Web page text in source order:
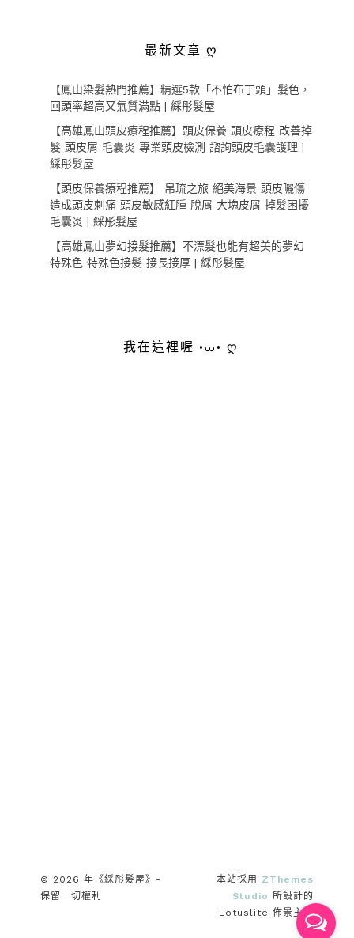
最新文章 ღ
【鳳山染髮熱門推薦】精選5款「不怕布丁頭」髮色，
回頭率超高又氣質滿點 | 綵彤髮屋
【高雄鳳山頭皮療程推薦】頭皮保養 頭皮療程 改善掉
髮 頭皮屑 毛囊炎 專業頭皮檢測 諮詢頭皮毛囊護理 |
綵彤髮屋
【頭皮保養療程推薦】 帛琉之旅 絕美海景 頭皮曬傷
造成頭皮刺痛 頭皮敏感紅腫 脫屑 大塊皮屑 掉髮困擾
毛囊炎 | 綵彤髮屋
【高雄鳳山夢幻接髮推薦】不漂髮也能有超美的夢幻
特殊色 特殊色接髮 接長接厚 | 綵彤髮屋
我在這裡喔 •⩊• ღ
© 2026 年《綵彤髮屋》-
保留一切權利
本站採用 ZThemes
Studio 所設計的
Lotuslite 佈景主題